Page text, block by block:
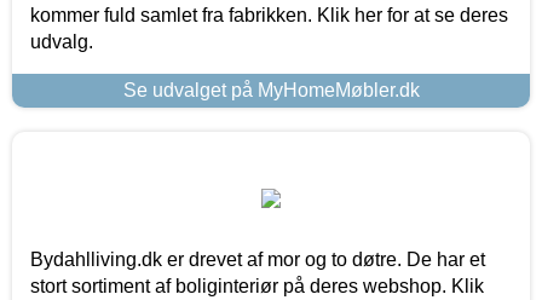
kommer fuld samlet fra fabrikken. Klik her for at se deres
udvalg.
Se udvalget på MyHomeMøbler.dk
Bydahlliving.dk er drevet af mor og to døtre. De har et
stort sortiment af boliginteriør på deres webshop. Klik